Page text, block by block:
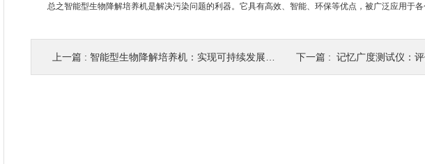
总之智能型生物降解培养机是解决污染问题的利器。它具有高效、智能、环保等优点，被广泛应用于各
上一篇 : 智能型生物降解培养机：实现可持续发展的重要工具 下一篇 : 记忆广度测试仪：